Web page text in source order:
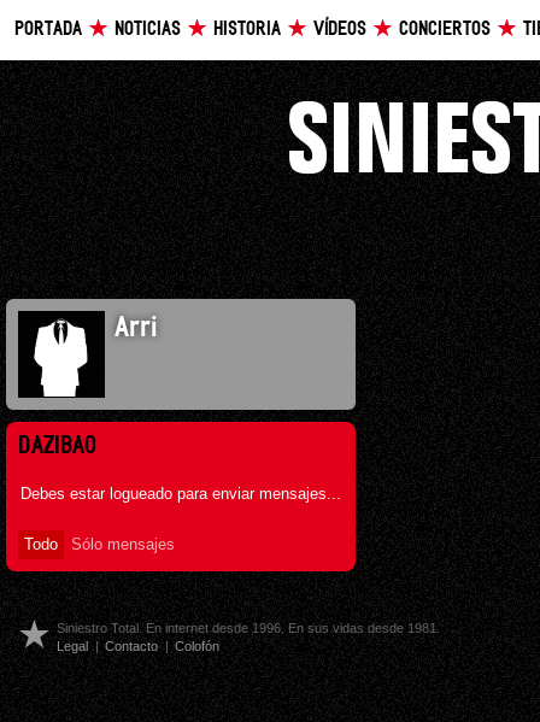
PORTADA NOTICIAS HISTORIA VÍDEOS CONCIERTOS
Arri
DAZIBAO
Debes estar logueado para enviar mensajes...
Todo Sólo mensajes
Siniestro Total. En internet desde 1996. En sus vidas desde 1981.
Legal | Contacto | Colofón